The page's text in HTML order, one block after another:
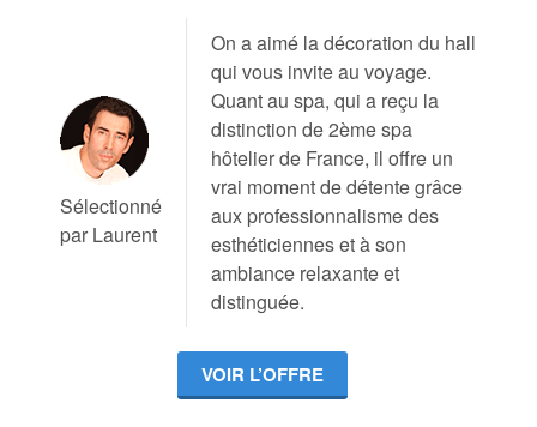
Sélectionné
par Laurent
On a aimé la décoration du hall
qui vous invite au voyage.
Quant au spa, qui a reçu la
distinction de 2ème spa
hôtelier de France, il offre un
vrai moment de détente grâce
aux professionnalisme des
esthéticiennes et à son
ambiance relaxante et
distinguée.
VOIR L’OFFRE